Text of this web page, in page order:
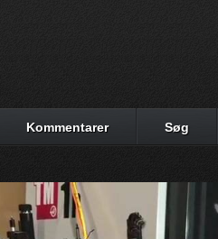
Kommentarer Søg